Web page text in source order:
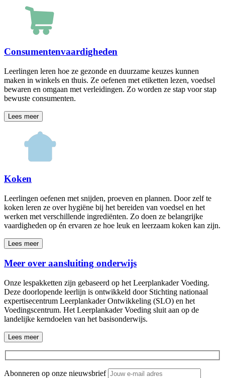
Consumentenvaardigheden
Leerlingen leren hoe ze gezonde en duurzame keuzes kunnen
maken in winkels en thuis. Ze oefenen met etiketten lezen, voedsel
bewaren en omgaan met verleidingen. Zo worden ze stap voor stap
bewuste consumenten.
Lees meer
Koken
Leerlingen oefenen met snijden, proeven en plannen. Door zelf te
koken leren ze over hygiëne bij het bereiden van voedsel en het
werken met verschillende ingrediënten. Zo doen ze belangrijke
vaardigheden op én ervaren ze hoe leuk en leerzaam koken kan zijn.
Lees meer
Meer over aansluiting onderwijs
Onze lespakketten zijn gebaseerd op het Leerplankader Voeding.
Deze doorlopende leerlijn is ontwikkeld door Stichting nationaal
expertisecentrum Leerplankader Ontwikkeling (SLO) en het
Voedingscentrum. Het Leerplankader Voeding sluit aan op de
landelijke kerndoelen van het basisonderwijs.
Lees meer
Abonneren op onze nieuwsbrief